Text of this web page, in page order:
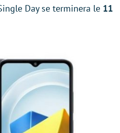
Day se terminera le 11